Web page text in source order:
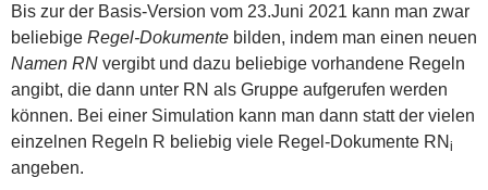
Bis zur der Basis-Version vom 23.Juni 2021 kann man zwar
beliebige Regel-Dokumente bilden, indem man einen neuen
Namen RN vergibt und dazu beliebige vorhandene Regeln
angibt, die dann unter RN als Gruppe aufgerufen werden
können. Bei einer Simulation kann man dann statt der vielen
einzelnen Regeln R beliebig viele Regel-Dokumente RN i
angeben.